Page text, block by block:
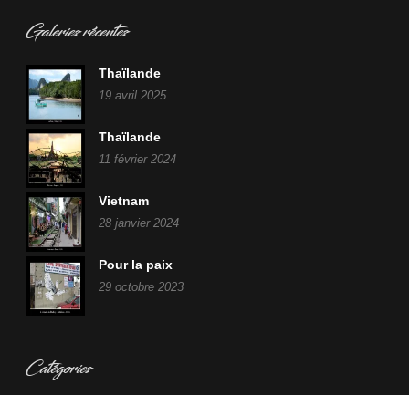
Galeries récentes
Thaïlande
19 avril 2025
Thaïlande
11 février 2024
Vietnam
28 janvier 2024
Pour la paix
29 octobre 2023
Catégories